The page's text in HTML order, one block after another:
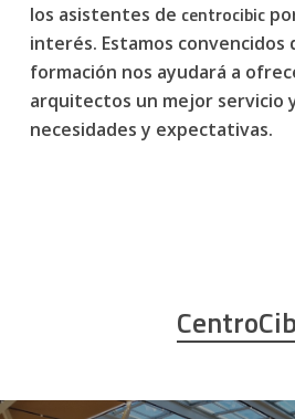
los asistentes de centrocibic
interés. Estamos convencidos
formación nos ayudará a
arquitectos un mejor servicio
necesidades y expectativas.